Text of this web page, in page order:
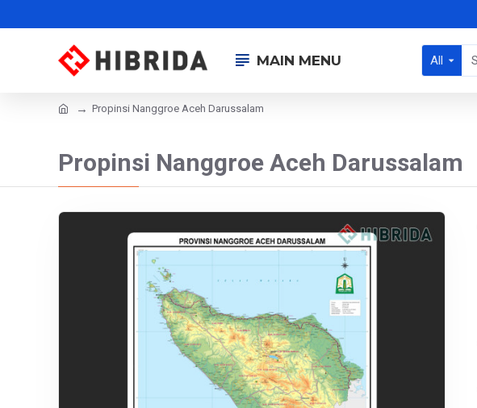
MAIN MENU All
Propinsi Nanggroe Aceh Darussalam
Propinsi Nanggroe Aceh Darussalam